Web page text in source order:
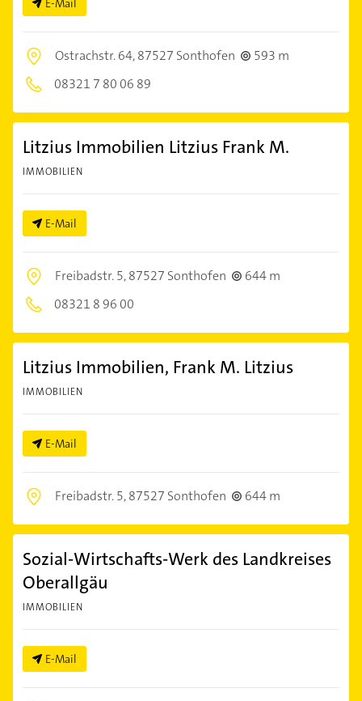
Ostrachstr. 64,87527 Sonthofen
593 m
08321 7 80 06 89
Litzius Immobilien Litzius Frank M.
IMMOBILIEN
E-Mail
Freibadstr. 5,87527 Sonthofen
644 m
08321 8 96 00
Litzius Immobilien, Frank M. Litzius
IMMOBILIEN
E-Mail
Freibadstr. 5,87527 Sonthofen 644 m
Sozial-Wirtschafts-Werk des Landkreises
Oberallgäu
IMMOBILIEN
E-Mail